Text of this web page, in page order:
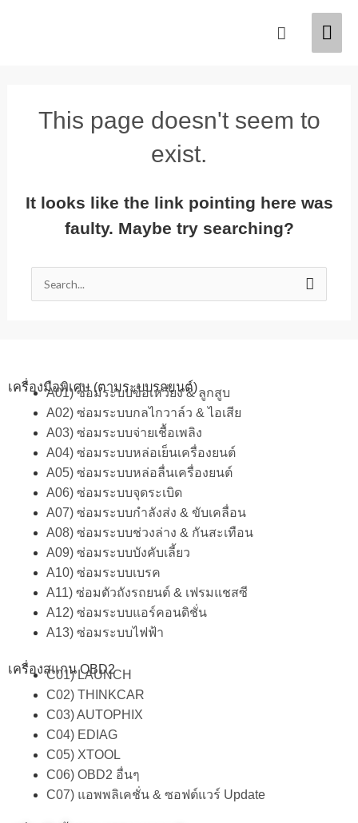
Search
This page doesn't seem to
exist.
It looks like the link pointing here was
faulty. Maybe try searching?
Search
เครื่องมือพิเศษ (ตามระบบรถยนต์)
A01) ซ่อมระบบข้อเหวี่ยง & ลูกสูบ
A02) ซ่อมระบบกลไกวาล์ว & ไอเสีย
A03) ซ่อมระบบจ่ายเชื้อเพลิง
A04) ซ่อมระบบหล่อเย็นเครื่องยนต์
A05) ซ่อมระบบหล่อลื่นเครื่องยนต์
A06) ซ่อมระบบจุดระเบิด
A07) ซ่อมระบบกำลังส่ง & ขับเคลื่อน
A08) ซ่อมระบบช่วงล่าง & กันสะเทือน
A09) ซ่อมระบบบังคับเลี้ยว
A10) ซ่อมระบบเบรค
A11) ซ่อมตัวถังรถยนต์ & เฟรมแชสซี
A12) ซ่อมระบบแอร์คอนดิชั่น
A13) ซ่อมระบบไฟฟ้า
เครื่องสแกน OBD2
C01) LAUNCH
C02) THINKCAR
C03) AUTOPHIX
C04) EDIAG
C05) XTOOL
C06) OBD2 อื่นๆ
C07) แอพพลิเคชั่น & ซอฟต์แวร์ Update